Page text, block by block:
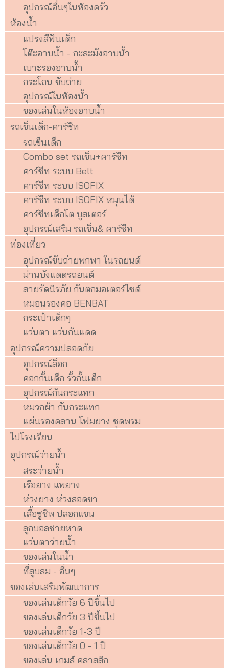
อุปกรณ์อื่นๆในห้องครัว
ห้องน้ำ
แปรงสีฟันเด็ก
โต๊ะอาบน้ำ - กะละมังอาบน้ำ
เบาะรองอาบน้ำ
กระโถน ขับถ่าย
อุปกรณ์ในห้องน้ำ
ของเล่นในห้องอาบน้ำ
รถเข็นเด็ก-คาร์ซีท
รถเข็นเด็ก
Combo set รถเข็น+คาร์ซีท
คาร์ซีท ระบบ Belt
คาร์ซีท ระบบ ISOFIX
คาร์ซีท ระบบ ISOFIX หมุนได้
คาร์ซีทเด็กโต บูสเตอร์
อุปกรณ์เสริม รถเข็น& คาร์ซีท
ท่องเที่ยว
อุปกรณ์ขับถ่ายพกพา ในรถยนต์
ม่านบังแดดรถยนต์
สายรัดนิรภัย กันตกมอเตอร์ไซด์
หมอนรองคอ BENBAT
กระเป๋าเด็กๆ
แว่นตา แว่นกันแดด
อุปกรณ์ความปลอดภัย
อุปกรณ์ล็อก
คอกกั้นเด็ก รั้วกั้นเด็ก
อุปกรณ์กันกระแทก
หมวกผ้า กันกระแทก
แผ่นรองคลาน โฟมยาง ชุดพรม
ไปโรงเรียน
อุปกรณ์ว่ายน้ำ
สระว่ายน้ำ
เรือยาง แพยาง
ห่วงยาง ห่วงสอดขา
เสื้อชูชีพ ปลอกแขน
ลูกบอลชายหาด
แว่นตาว่ายน้ำ
ของเล่นในน้ำ
ที่สูบลม - อื่นๆ
ของเล่นเสริมพัฒนาการ
ของเล่นเด็กวัย 6 ปีขึ้นไป
ของเล่นเด็กวัย 3 ปีขึ้นไป
ของเล่นเด็กวัย 1-3 ปี
ของเล่นเด็กวัย 0 - 1 ปี
ของเล่น เกมส์ คลาสสิก